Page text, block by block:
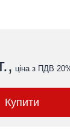
ціна з ПДВ
Купити